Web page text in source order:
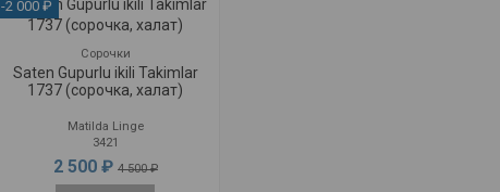
-2 000 ₽
Сорочки
Saten Gupurlu ikili Takimlar
1737 (сорочка, халат)
Matilda Linge
3421
2 500 ₽ 4 500 ₽